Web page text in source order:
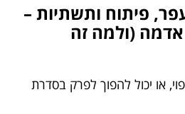
עפר, פיתוח ותשתיות –
אדמה (ולמה זה
או יכול להפוך לפרק בסדרת